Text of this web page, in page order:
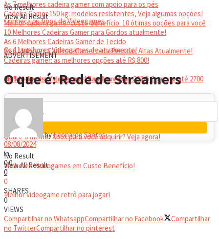
As 7 melhores cadeira gamer com apoio para os pés
Cadeira Gamer 150 kg: modelos resistentes, Veja algumas opções!
Melhor cadeira gamer custo-benefício: 10 ótimas opções para você
10 Melhores Cadeiras Gamer para Gordos atualmente!
As 6 Melhores Cadeiras Gamer de Tecido
As 6 Melhores Cadeiras Gamer para Pessoas Altas Atualmente!
Cadeiras gamer: as melhores opções até R$ 800!
Melhor headset gamer: os 10 melhores em 2024!
No Result
View All Result
Conheça os tipos de Videogames
Os 11 melhores Videogames de atualmente!
Os 5 Melhores Videogames Baratos e Bons para Comprar até 2700
Reais
Qual é o melhor Xbox para você adquirir? Veja agora!
Melhores Videogames em Custo Benefício!
Melhor videogame retrô para jogar!
VIDEOGAMES PORTÁTEIS
No Result
View All Result
ADVERTISEMENT
O que é: Rede de Streamers
byLeonardo Santos
08/08/2024
in
00
0
0
SHARES
0
VIEWS
Compartilhar no WhatsappCompartilhar no Facebook
Compartilhar
no TwitterCompartilhar no pinterest